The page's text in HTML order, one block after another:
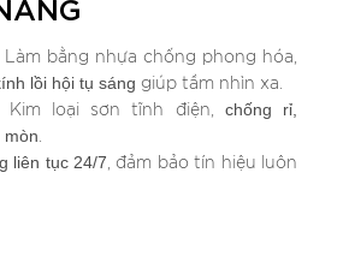
Làm bằng nhựa chống phong hóa,
lồi hội tụ sáng giúp tầm nhìn xa.
Kim loại sơn tĩnh điện, chống rỉ,
mòn.
liên tục 24/7, đảm bảo tín hiệu luôn